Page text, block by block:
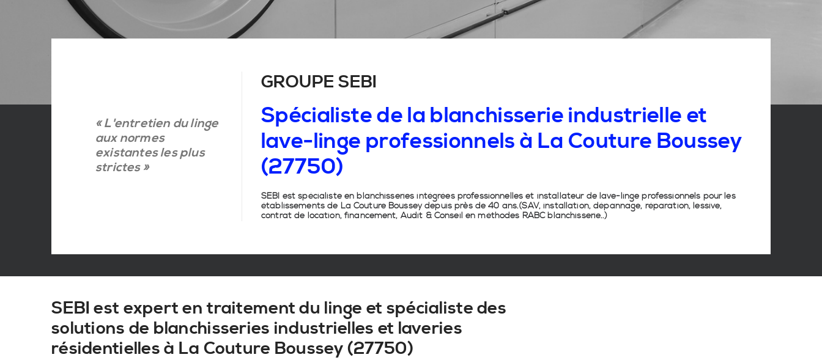
« L'entretien du linge
aux normes
existantes les plus
strictes »
GROUPE SEBI
Spécialiste de la blanchisserie industrielle et
lave-linge professionnels à La Couture Boussey
(27750)
SEBI est spécialiste en blanchisseries intégrées professionnelles et installateur de lave-linge professionnels pour les
établissements de La Couture Bousseydepuis près de 40 ans.(SAV, installation, dépannage, réparation, lessive,
contrat de location, financement, Audit & Conseil enméthodes RABC blanchisserie..)
SEBI est expert en traitement du linge et spécialiste des
solutions de blanchisseries industrielles et laveries
résidentielles à La Couture Boussey (27750)